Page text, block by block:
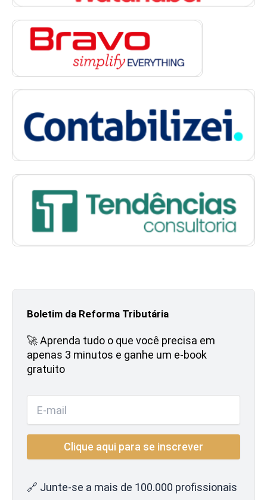
Boletim da Reforma Tributária
🚀 Aprenda tudo o que você precisa em
apenas 3 minutos e ganhe um e-book
gratuito
🔗 Junte-se a mais de 100.000 profissionais